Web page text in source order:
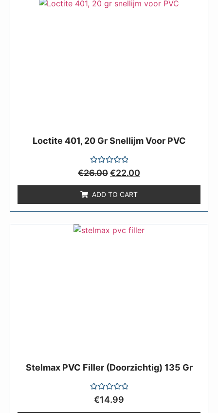
Loctite 401, 20 Gr Snellijm Voor PVC
Rated
0
of
5
€26.00€22.00
ADD TO CART
Stelmax PVC Filler (doorzichtig) 135 Gr
Rated
€14.99